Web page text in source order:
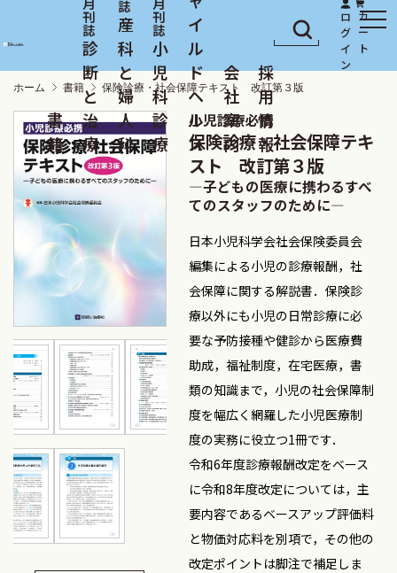
書
籍
診
断
と
治
療
産
科
と
婦
人
科
小
児
科
診
療
イ
ル
ド
ヘ
ル
ス
会
社
案
内
採
用
情
報
ホーム 書籍 保険診療・社会保障テキスト 改訂第３版
小児診療必携
保険診療・社会保障テキ
スト 改訂第３版
―子どもの医療に携わるすべ
てのスタッフのために―
日本小児科学会社会保険委員会
編集による小児の診療報酬，社
会保障に関する解説書．保険診
療以外にも小児の日常診療に必
要な予防接種や健診から医療費
助成，福祉制度，在宅医療，書
類の知識まで，小児の社会保障制
度を幅広く網羅した小児医療制
度の実務に役立つ1冊です．
令和6年度診療報酬改定をベース
に令和8年度改定については，主
要内容であるベースアップ評価料
と物価対応料を別項で，その他の
改定ポイントは脚注で補足しま